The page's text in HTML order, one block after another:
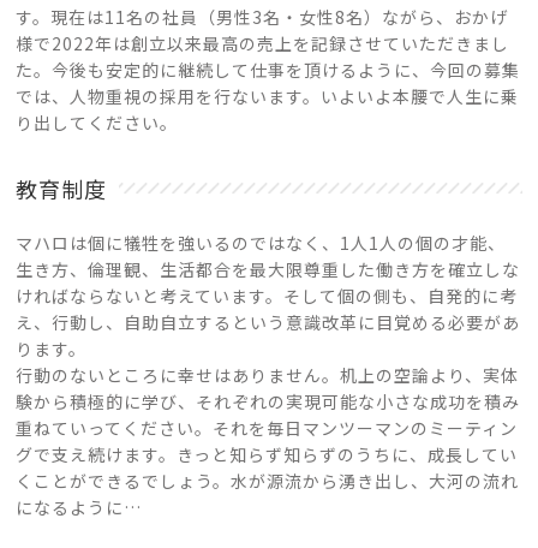
す。現在は11名の社員（男性3名・女性8名）ながら、おかげ
様で2022年は創立以来最高の売上を記録させていただきまし
た。今後も安定的に継続して仕事を頂けるように、今回の募集
では、人物重視の採用を行ないます。いよいよ本腰で人生に乗
り出してください。
教育制度
マハロは個に犠牲を強いるのではなく、1人1人の個の才能、
生き方、倫理観、生活都合を最大限尊重した働き方を確立しな
ければならないと考えています。そして個の側も、自発的に考
え、行動し、自助自立するという意識改革に目覚める必要があ
ります。
行動のないところに幸せはありません。机上の空論より、実体
験から積極的に学び、それぞれの実現可能な小さな成功を積み
重ねていってください。それを毎日マンツーマンのミーティン
グで支え続けます。きっと知らず知らずのうちに、成長してい
くことができるでしょう。水が源流から湧き出し、大河の流れ
になるように…